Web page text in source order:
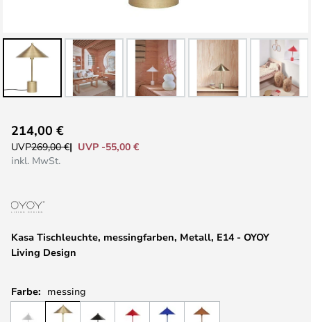
Anfang
der
Kasa Tischleuchte, messingfarben, Metall, E14 - OYOY
Living Design
214,00 €
UVP269,00 €
UVP -55,00 €
inkl. MwSt.
Farbe: messing